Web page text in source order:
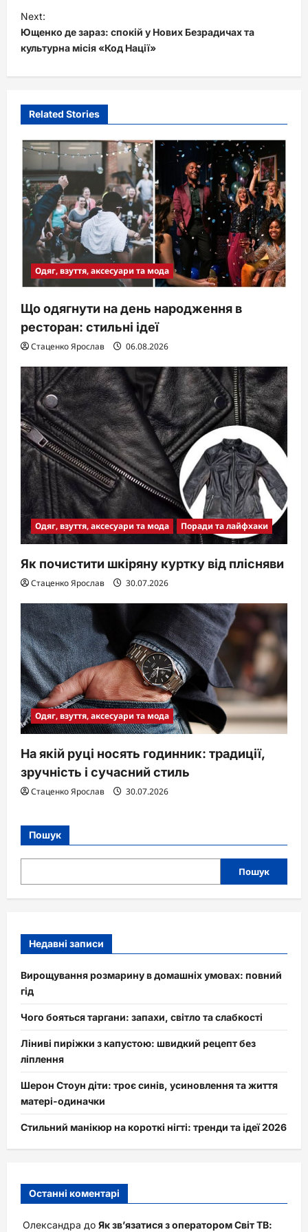
s
t
n
a
g
t
i
o
Next:
Ющенко де зараз: спокій у Нових Безрадичах та
культурна місія «Код Нації»
Related Stories
Одяг, взуття, аксесуари та мода
Що одягнути на день народження в
ресторан: стильні ідеї
Стаценко Ярослав 06.08.2026
Одяг, взуття, аксесуари та мода Поради та лайфхаки
Як почистити шкіряну куртку від плісняви
Стаценко Ярослав 30.07.2026
Одяг, взуття, аксесуари та мода
На якій руці носять годинник: традиції,
зручність і сучасний стиль
Стаценко Ярослав 30.07.2026
Пошук
Пошук
Недавні записи
Вирощування розмарину в домашніх умовах: повний
гід
Чого бояться таргани: запахи, світло та слабкості
Ліниві пиріжки з капустою: швидкий рецепт без
ліплення
Шерон Стоун діти: троє синів, усиновлення та життя
матері-одиначки
Стильний манікюр на короткі нігті: тренди та ідеї 2026
Останні коментарі
Олександра до Як зв’язатися з оператором Світ ТВ: